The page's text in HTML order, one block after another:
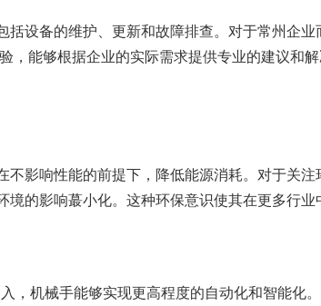
设备的维护、更新和故障排查。对于常州企
能够根据企业的实际需求提供专业的建议和
影响性能的前提下，降低能源消耗。对于关
的影响蕞小化。这种环保意识使其在更多行业
机械手能够实现更高程度的自动化和智能化